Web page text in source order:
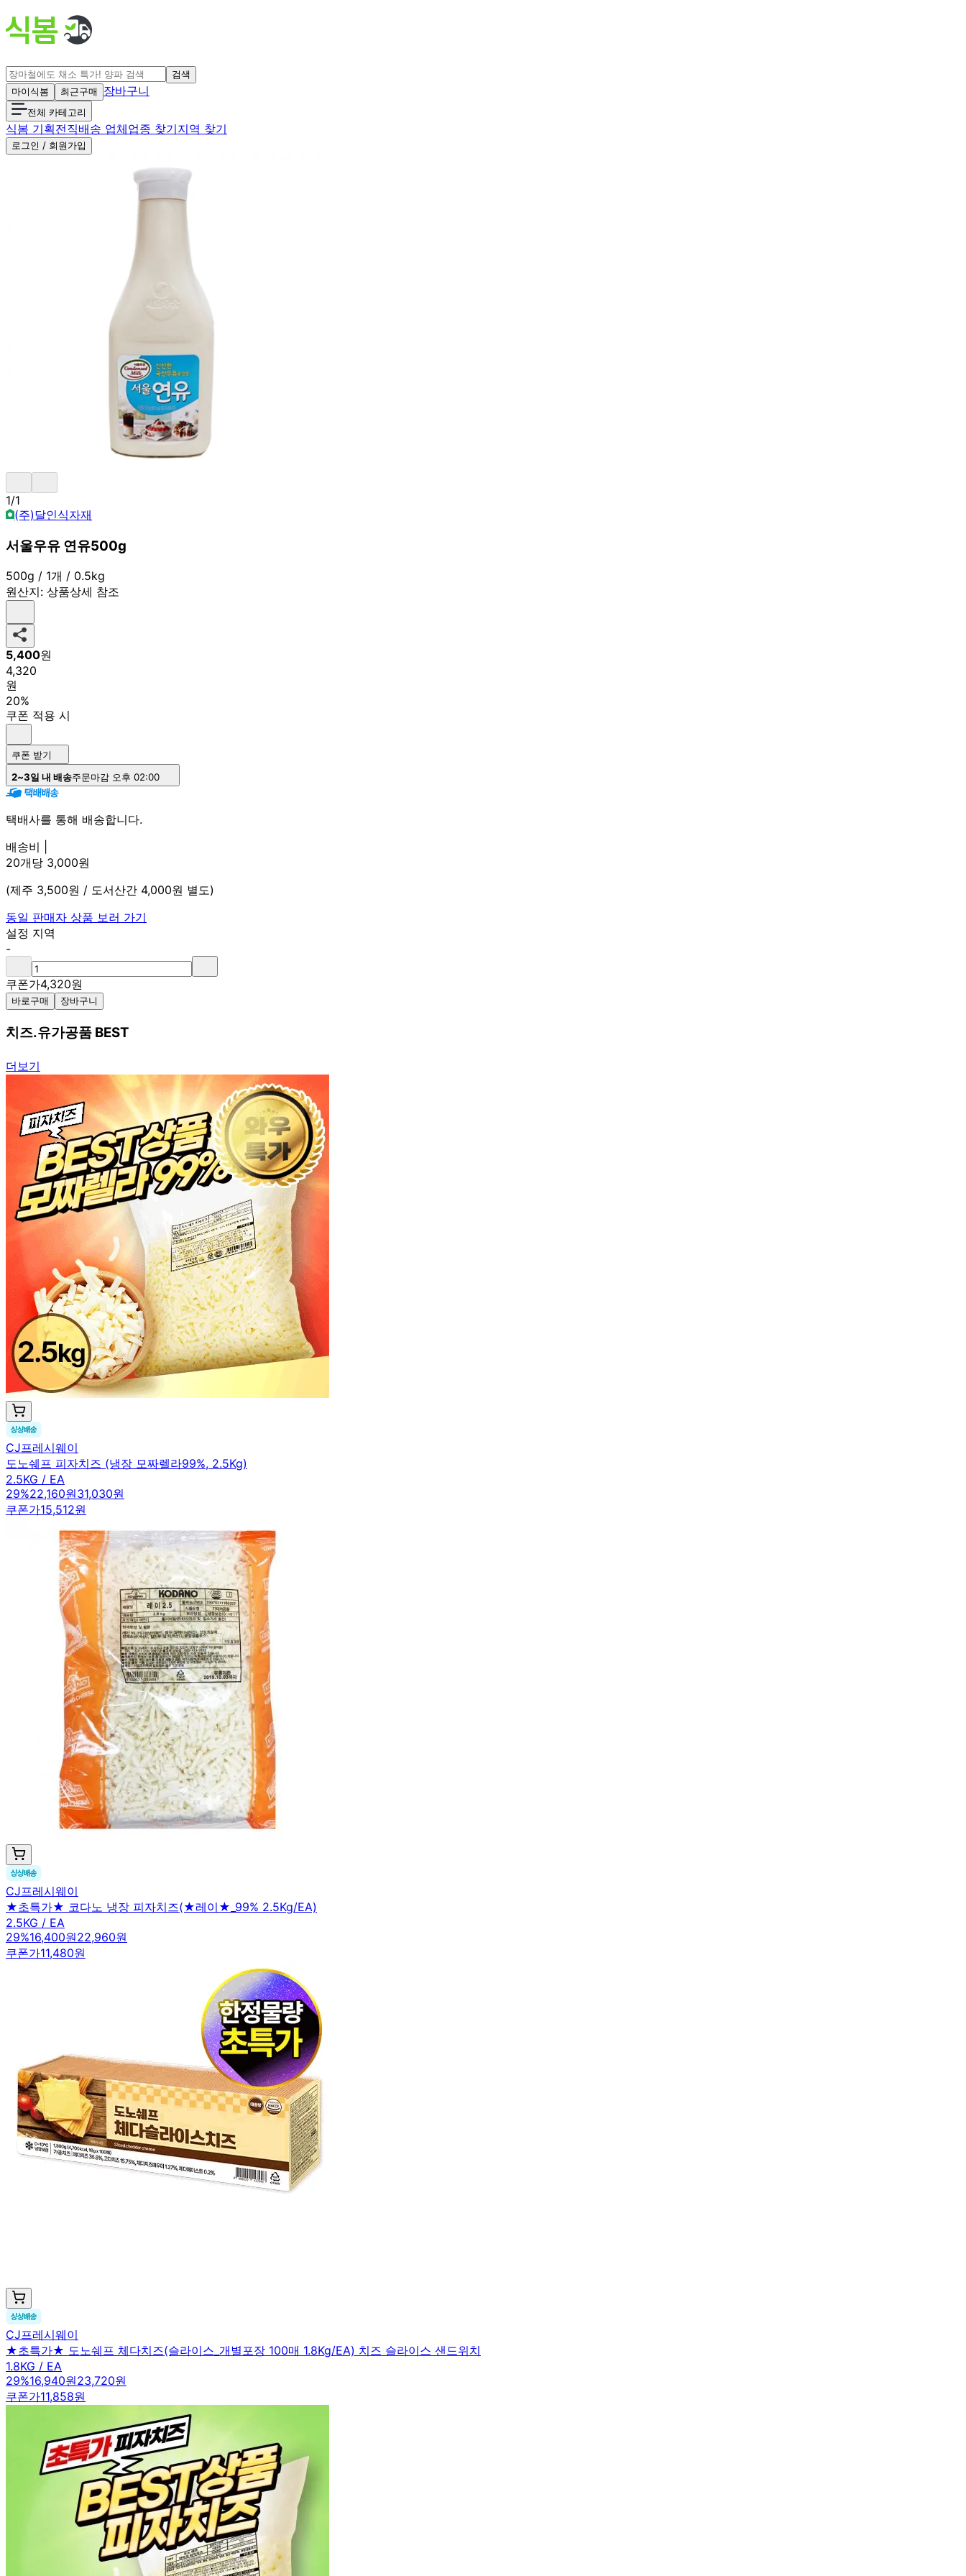
검색
마이식봄
최근구매 장바구니
전체 카테고리
식봄 기획전직배송 업체업종 찾기지역 찾기
로그인 / 회원가입
1/1
(주)달인식자재
서울우유 연유500g
500g / 1개 / 0.5kg
원산지: 상품상세 참조
5,400원
4,320
원
20%
쿠폰 적용 시
쿠폰 받기
2~3일 내 배송주문마감 오후 02:00
택배사를 통해 배송합니다.
배송비 |
20개당 3,000원
(제주 3,500원 / 도서산간 4,000원 별도)
동일 판매자 상품 보러 가기
설정 지역
-
쿠폰가4,320원
바로구매 장바구니
치즈.유가공품 BEST
더보기
CJ프레시웨이
도노쉐프 피자치즈 (냉장 모짜렐라99%, 2.5Kg)
2.5KG / EA
29%22,160원31,030원
쿠폰가15,512원
CJ프레시웨이
★초특가★ 코다노 냉장 피자치즈(★레이★_99% 2.5Kg/EA)
2.5KG / EA
29%16,400원22,960원
쿠폰가11,480원
CJ프레시웨이
★초특가★ 도노쉐프 체다치즈(슬라이스_개별포장 100매 1.8Kg/EA) 치즈 슬라이스 샌드위치
1.8KG / EA
29%16,940원23,720원
쿠폰가11,858원